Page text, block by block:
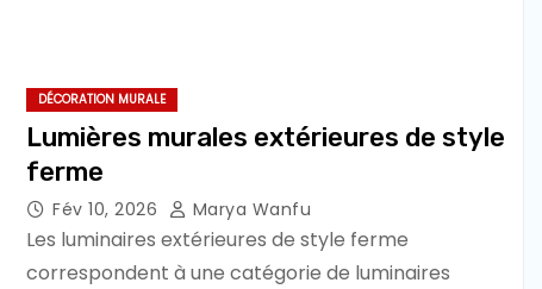
DÉCORATION MURALE
Lumières murales extérieures de style
ferme
Fév 10, 2026 Marya Wanfu
Les luminaires extérieures de style ferme
correspondent à une catégorie de luminaires